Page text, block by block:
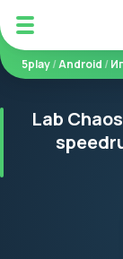
5play/Android /
Lab